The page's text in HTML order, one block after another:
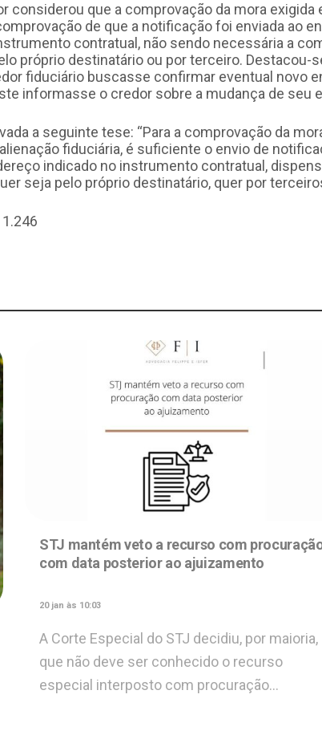
considerou que a comprovação da mora
de que a notificação foi enviada ao
contratual, não sendo necessária a
próprio destinatário ou por terceiro. Destacou-
fiduciário buscasse confirmar eventual novo
informasse o credor sobre a mudança de seu
a seguinte tese: “Para a comprovação da
fiduciária, é suficiente o envio de
indicado no instrumento contratual,
seja pelo próprio destinatário, quer por
1.246
STJ mantém veto a recurso com
com data posterior ao ajuizamento
20 jan às 10:03
A Corte Especial do STJ decidiu, por maioria,
que não deve ser conhecido o recurso
especial interposto com procuração…